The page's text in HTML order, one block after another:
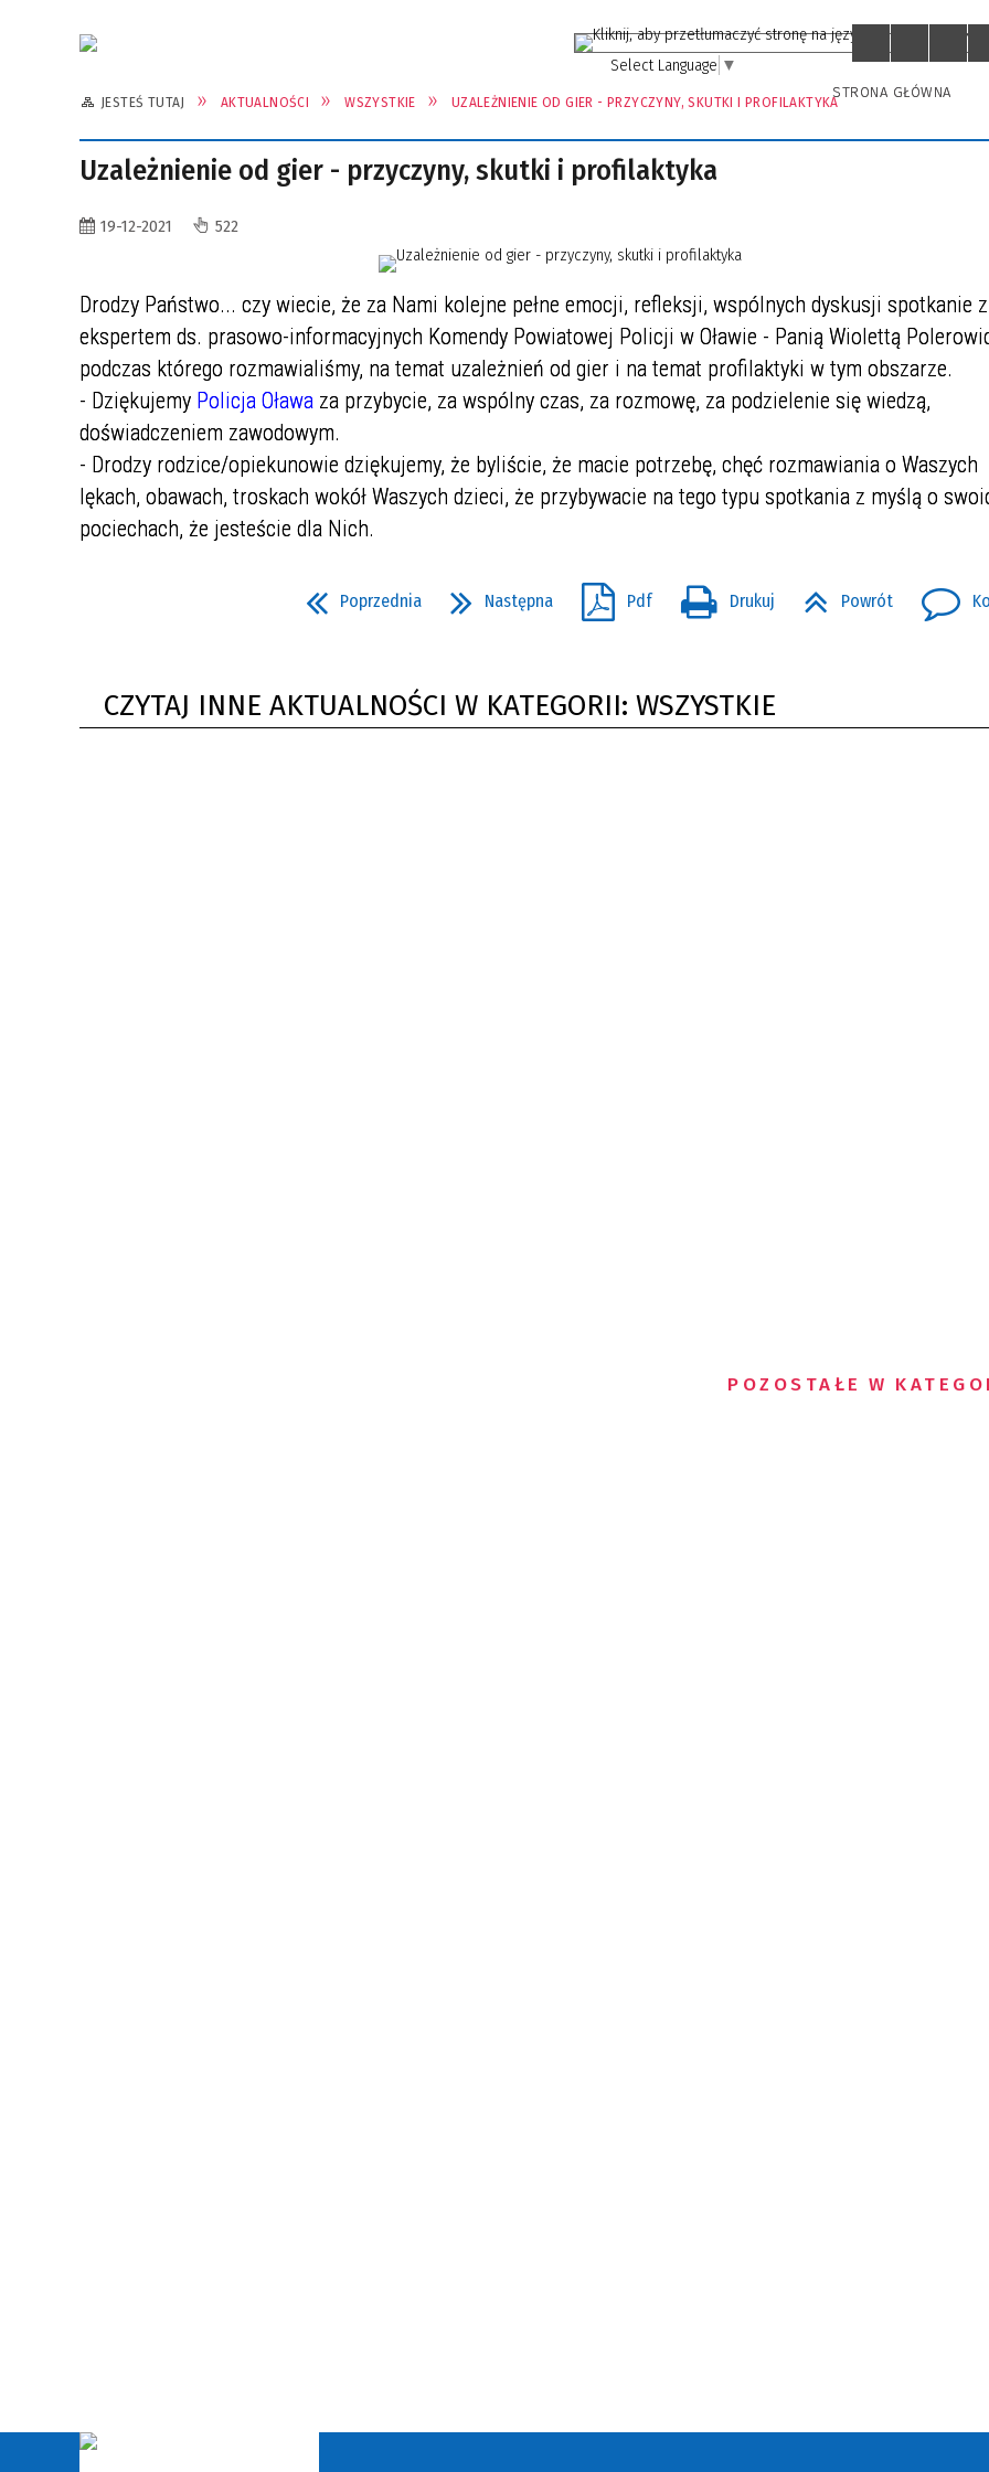
Select Language ▼
STRONA GŁÓWNA
JESTEŚ TUTAJ AKTUALNOŚCI WSZYSTKIE UZALEŻNIENIE OD GIER - PRZYCZYNY, SKUTKI I PROFILAKTYKA
Uzależnienie od gier - przyczyny, skutki i profilaktyka
19-12-2021 522
Drodzy Państwo... czy wiecie, że za Nami kolejne pełne emocji, refleksji, wspólnych dyskusji spotkanie z
ekspertem ds. prasowo-informacyjnych Komendy Powiatowej Policji w Oławie - Panią Wiolettą
podczas którego rozmawialiśmy, na temat uzależnień od gier i na temat profilaktyki w tym obszarze.
- Dziękujemy Policja Oława za przybycie, za wspólny czas, za rozmowę, za podzielenie się wiedzą,
doświadczeniem zawodowym.
- Drodzy rodzice/opiekunowie dziękujemy, że byliście, że macie potrzebę, chęć rozmawiania o Waszych
lękach, obawach, troskach wokół Waszych dzieci, że przybywacie na tego typu spotkania z myślą o
pociechach, że jesteście dla Nich.
Poprzednia Następna Pdf Drukuj Powrót
CZYTAJ INNE AKTUALNOŚCI W KATEGORII: WSZYSTKIE
POZOSTAŁE W